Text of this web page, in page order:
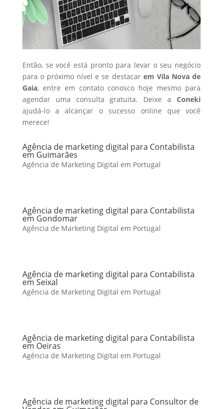
Então, se você está pronto para levar o seu negócio
para o próximo nível e se destacar em Vila Nova de
Gaia, entre em contato conosco hoje mesmo para
agendar uma consulta gratuita. Deixe aConeki
ajudá-lo a alcançar o sucesso online que você
merece!
Agência de marketing digital para Contabilista
em Guimarães
Agência de Marketing Digital em Portugal
Agência de marketing digital para Contabilista
em Gondomar
Agência de Marketing Digital em Portugal
Agência de marketing digital para Contabilista
em Seixal
Agência de Marketing Digital em Portugal
Agência de marketing digital para Contabilista
em Oeiras
Agência de Marketing Digital em Portugal
Agência de marketing digital para Consultor de